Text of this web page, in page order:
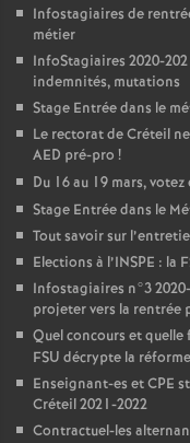
Infostagiaires de
métier
InfoStagiaires 2020-
indemnités, mutations
Stage Entrée dans le
Le rectorat de Créteil
AED pré-pro !
Du 16 au 19 mars,
Stage Entrée dans le
Tout savoir sur
Elections à l’INSPE : la
Infostagiaires n°3
projeter vers la rentrée
Quel concours et
FSU décrypte la réforme
Enseignant-es etCPE
Créteil 2021-2022
Contractuel-les